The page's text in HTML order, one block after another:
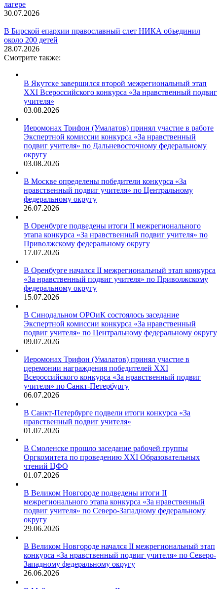
лагере
30.07.2026
В Бирской епархии православный слет НИКА объединил
около 200 детей
28.07.2026
Смотрите также:
В Якутске завершился второй межрегиональный этап
XXI Всероссийского конкурса «За нравственный подвиг
учителя»
03.08.2026
Иеромонах Трифон (Умалатов) принял участие в работе
Экспертной комиссии конкурса «За нравственный
подвиг учителя» по Дальневосточному федеральному
округу
03.08.2026
В Москве определены победители конкурса «За
нравственный подвиг учителя» по Центральному
федеральному округу
26.07.2026
В Оренбурге подведены итоги II межрегионального
этапа конкурса «За нравственный подвиг учителя» по
Приволжскому федеральному округу
17.07.2026
В Оренбурге начался II межрегиональный этап конкурса
«За нравственный подвиг учителя» по Приволжскому
федеральному округу
15.07.2026
В Синодальном ОРОиК состоялось заседание
Экспертной комиссии конкурса «За нравственный
подвиг учителя» по Центральному федеральному округу
09.07.2026
Иеромонах Трифон (Умалатов) принял участие в
церемонии награждения победителей XXI
Всероссийского конкурса «За нравственный подвиг
учителя» по Санкт-Петербургу
06.07.2026
В Санкт-Петербурге подвели итоги конкурса «За
нравственный подвиг учителя»
01.07.2026
В Смоленске прошло заседание рабочей группы
Оргкомитета по проведению XXI Образовательных
чтений ЦФО
01.07.2026
В Великом Новгороде подведены итоги II
межрегионального этапа конкурса «За нравственный
подвиг учителя» по Северо-Западному федеральному
округу
29.06.2026
В Великом Новгороде начался II межрегиональный этап
конкурса «За нравственный подвиг учителя» по Северо-
Западному федеральному округу
26.06.2026